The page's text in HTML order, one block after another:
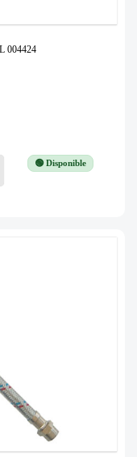
004424
🟢 Disponible